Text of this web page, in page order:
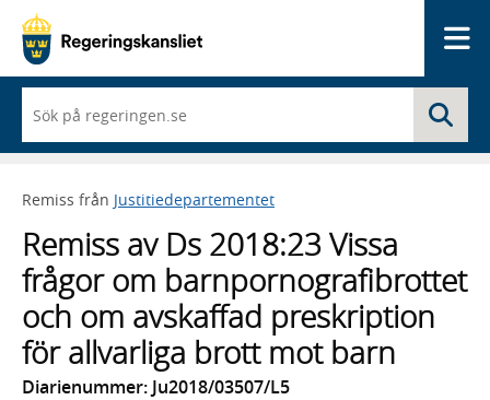
du
börjar
skriva
framträder
lista
med
sökförslag
Remiss från Justitiedepartementet
Remiss av Ds 2018:23 Vissa
frågor om barnpornografibrottet
och om avskaffad preskription
för allvarliga brott mot barn
Diarienummer: Ju2018/03507/L5